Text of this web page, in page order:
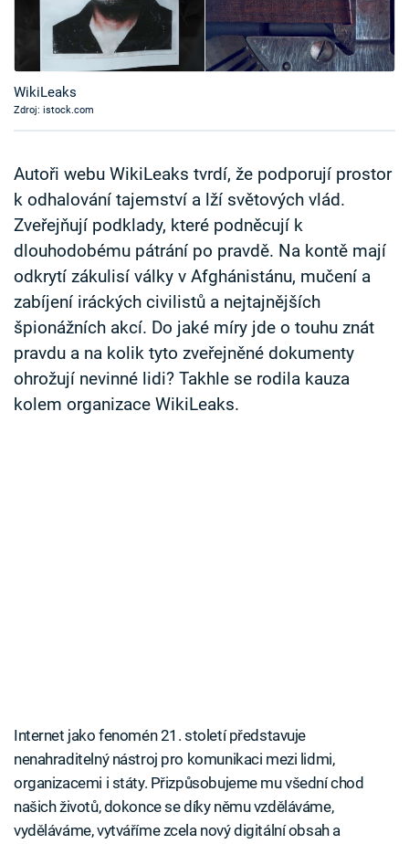
Časopis
Sledujte prima+
Sledujte nás
WikiLeaks
Zdroj: istock.com
Autoři webu WikiLeaks tvrdí, že podporují prostor
k odhalování tajemství a lží světových vlád.
Zveřejňují podklady, které podněcují k
dlouhodobému pátrání po pravdě. Na kontě mají
odkrytí zákulisí války v Afghánistánu, mučení a
zabíjení iráckých civilistů a nejtajnějších
špionážních akcí. Do jaké míry jde o touhu znát
pravdu a na kolik tyto zveřejněné dokumenty
ohrožují nevinné lidi? Takhle se rodila kauza
kolem organizace WikiLeaks.
Internet jako fenomén 21. století představuje
nenahraditelný nástroj pro komunikaci mezi lidmi,
organizacemi i státy. Přizpůsobujeme mu všední chod
našich životů, dokonce se díky němu vzděláváme,
vyděláváme, vytváříme zcela nový digitální obsah a